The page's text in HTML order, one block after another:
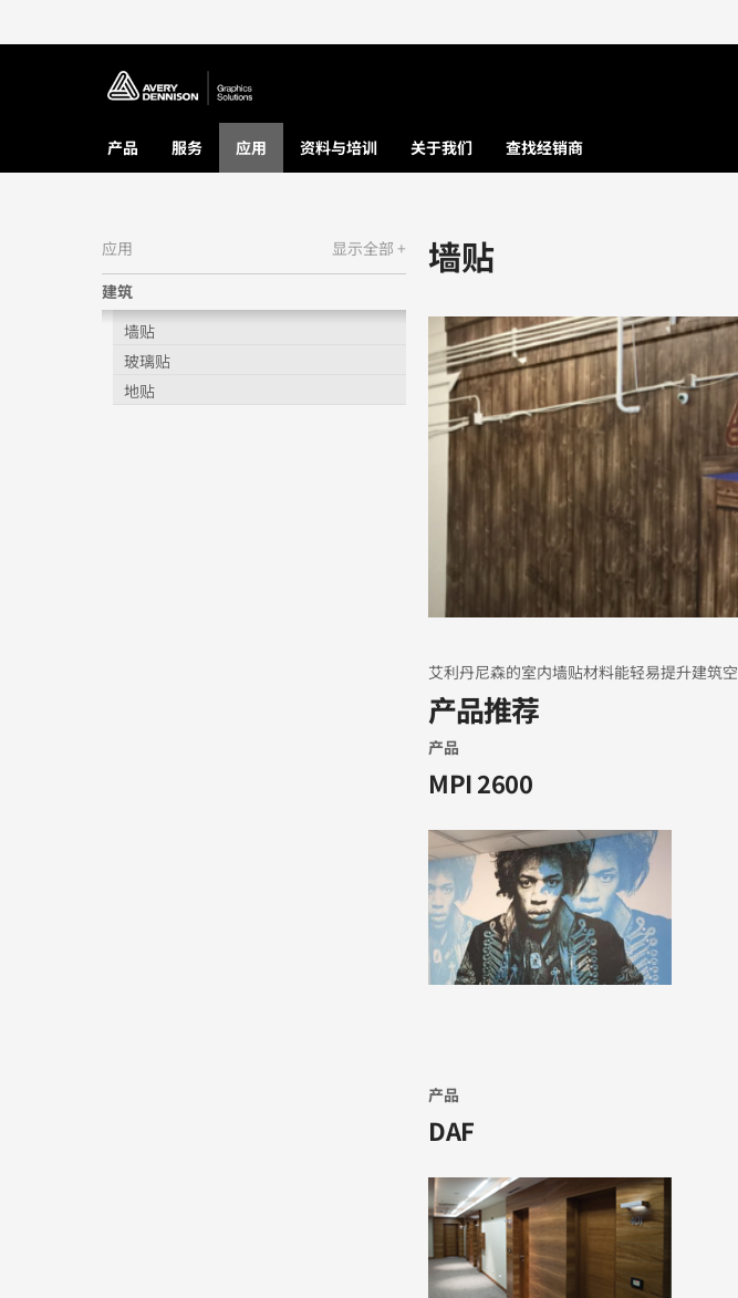
产品 服务 应用 资料与培训 关于我们 查找经销商
墙贴
艾利丹尼森的室内墙贴材料能轻易提升建筑
产品推荐
产品
MPI 2600
产品
DAF
显示全部 +
应用
建筑
墙贴
玻璃贴
地贴